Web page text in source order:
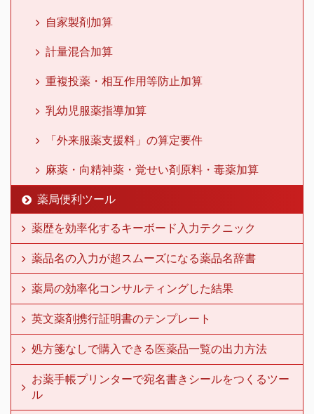
自家製剤加算
計量混合加算
重複投薬・相互作用等防止加算
乳幼児服薬指導加算
「外来服薬支援料」の算定要件
麻薬・向精神薬・覚せい剤原料・毒薬加算
薬局便利ツール
薬歴を効率化するキーボード入力テクニック
薬品名の入力が超スムーズになる薬品名辞書
薬局の効率化コンサルティングした結果
英文薬剤携行証明書のテンプレート
処方箋なしで購入できる医薬品一覧の出力方法
お薬手帳プリンターで宛名書きシールをつくるツー
ル